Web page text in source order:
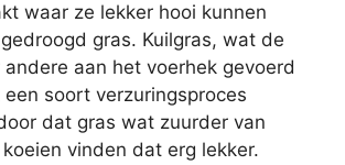
waar ze lekker hooi kunnen
gras. Kuilgras, wat de
aan het voerhek gevoerd
soort verzuringsproces
dat gras wat zuurder van
vinden dat erg lekker.